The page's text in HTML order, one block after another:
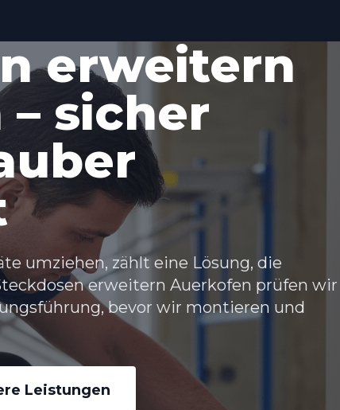
erweitern
sicher
umziehen, zählt eine Lösung, die
erweitern Auerkofen prüfen wir
bevor wir montieren und
Leistungen